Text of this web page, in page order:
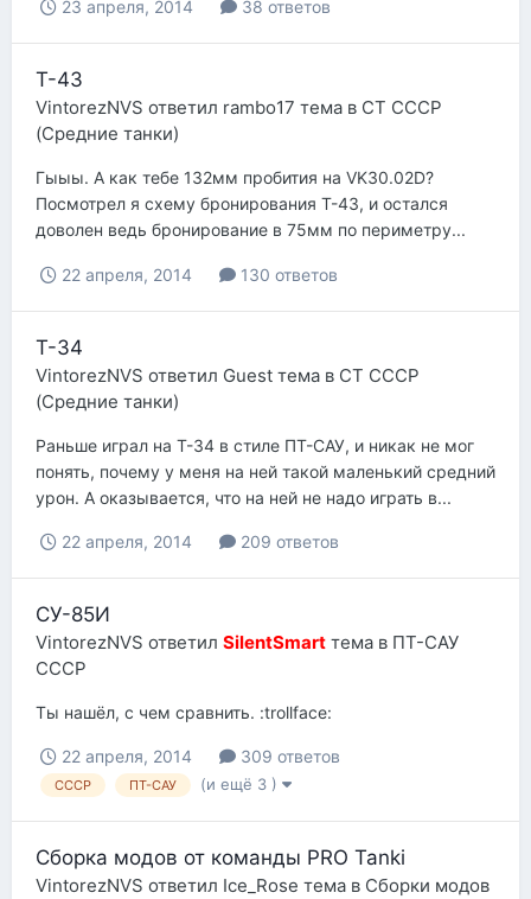
23 апреля, 2014 38 ответов
Т-43
VintorezNVS ответил rambo17 тема в СТ СССР
(Средние танки)
Гыыы. А как тебе 132мм пробития на VK30.02D?
Посмотрел я схему бронирования Т-43, и остался
доволен ведь бронирование в 75мм по периметру...
22 апреля, 2014 130 ответов
Т-34
VintorezNVS ответил Guest тема в СТ СССР
(Средние танки)
Раньше играл на Т-34 в стиле ПТ-САУ, и никак не мог
понять, почему у меня на ней такой маленький средний
урон. А оказывается, что на ней не надо играть в...
22 апреля, 2014 209 ответов
СУ-85И
VintorezNVS ответил SilentSmart тема в ПТ-САУ
СССР
Ты нашёл, с чем сравнить. :trollface:
22 апреля, 2014 309 ответов
СССР ПТ-САУ (и ещё 3 )
Сборка модов от команды PRO Tanki
VintorezNVS ответил Ice_Rose тема в Сборки модов